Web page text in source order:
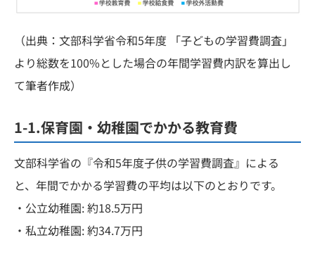
（出典：文部科学省令和5年度 「子どもの学習費調査」
より総数を100%とした場合の年間学習費内訳を算出し
て筆者作成）
1-1.保育園・幼稚園でかかる教育費
文部科学省の『令和5年度子供の学習費調査』による
と、年間でかかる学習費の平均は以下のとおりです。
・公立幼稚園: 約18.5万円
・私立幼稚園: 約34.7万円